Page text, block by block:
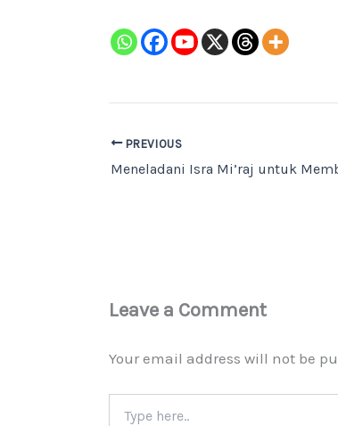
PREVIOUS
Leave a Comment
Your email address will not be
here..